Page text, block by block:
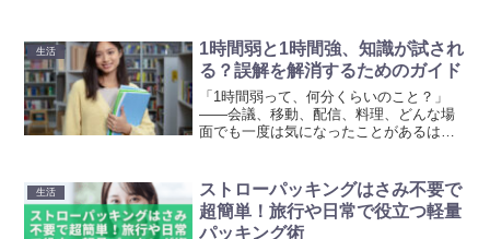
は、寒冷地でも快適に過ごせる「ワンピ
ース冬の防寒テクニック」を...
生活
1時間弱と1時間強、知識が試され
る？誤解を解消するためのガイド
「1時間弱って、何分くらいのこと？」
――会議、移動、配信、料理、どんな場
面でも一度は気になったことがあるはず
んな微妙なニュアンスのズレが、現場で
はスケジュール遅延や気ま...
生活
ストローパッキングはさみ不要で
超簡単！旅行や日常で役立つ軽量
パッキング術